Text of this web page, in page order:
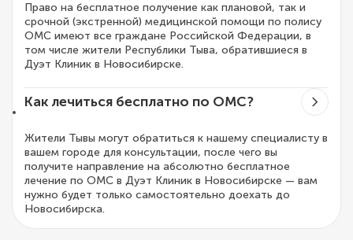
Право на бесплатное получение как плановой, так и
срочной (экстренной) медицинской помощи по полису
ОМС имеют все граждане Российской Федерации, в
том числе жители Республики Тыва, обратившиеся в
Дуэт Клиник в Новосибирске.
Как лечиться бесплатно по ОМС?
Жители Тывы могут обратиться к нашему специалисту в
вашем городе для консультации, после чего вы
получите направление на абсолютно бесплатное
лечение по ОМС в Дуэт Клиник в Новосибирске — вам
нужно будет только самостоятельно доехать до
Новосибирска.